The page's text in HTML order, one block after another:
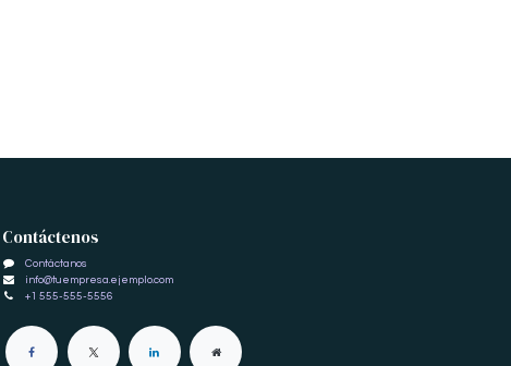
Contáctenos
Contáctanos
info@tuempresa.ejemplo.com
+1 555-555-5556